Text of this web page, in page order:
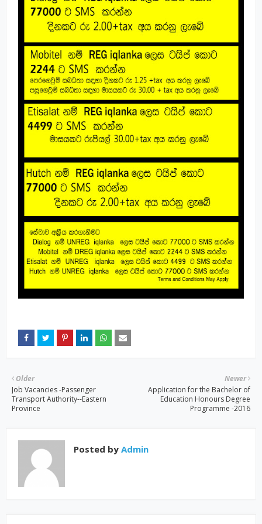
Newer
Application for the Bachelor of
Education Honours Degree
Programme -2016
Older
Job Vacancies -Passenger
Transport Authority--Eastern
Province
Posted by Admin